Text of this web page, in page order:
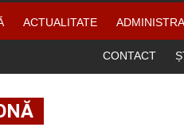
ACTUALITATE
CONTACT